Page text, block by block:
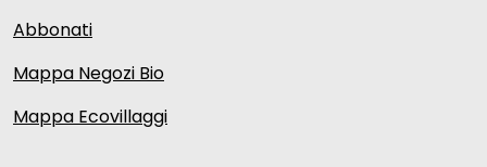
Abbonati
Mappa Negozi Bio
Mappa Ecovillaggi